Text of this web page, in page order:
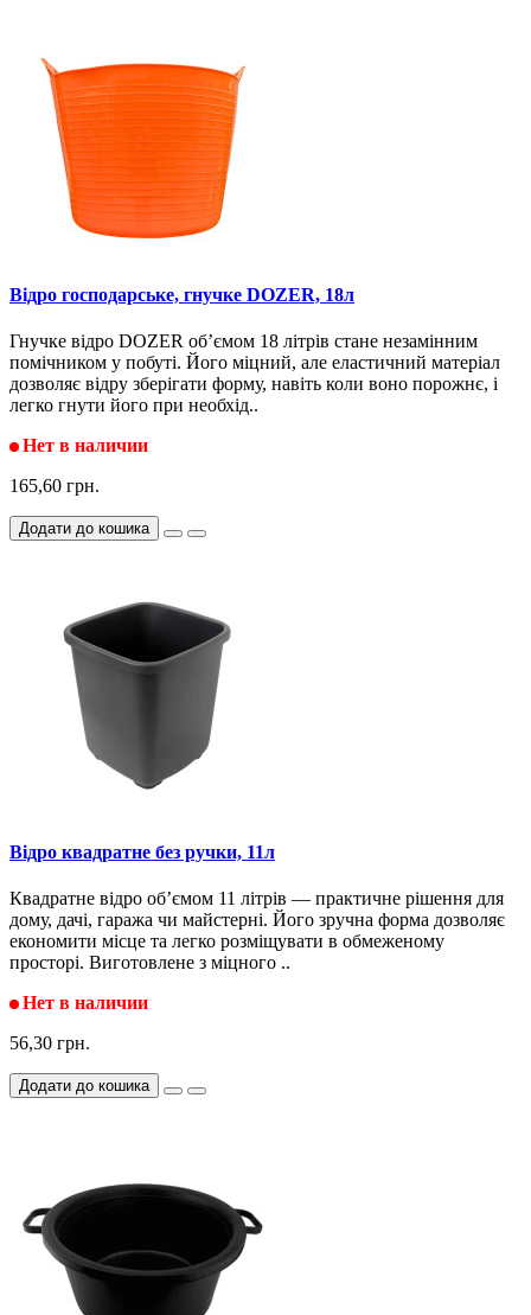
Відро господарське, гнучке DOZER, 18л
Гнучке відро DOZER об’ємом 18 літрів стане незамінним
помічником у побуті. Його міцний, але еластичний матеріал
дозволяє відру зберігати форму, навіть коли воно порожнє, і
легко гнути його при необхід..
Нет в наличии
165,60 грн.
Додати до кошика
Відро квадратне без ручки, 11л
Квадратне відро об’ємом 11 літрів — практичне рішення для
дому, дачі, гаража чи майстерні. Його зручна форма дозволяє
економити місце та легко розміщувати в обмеженому
просторі. Виготовлене з міцного ..
Нет в наличии
56,30 грн.
Додати до кошика